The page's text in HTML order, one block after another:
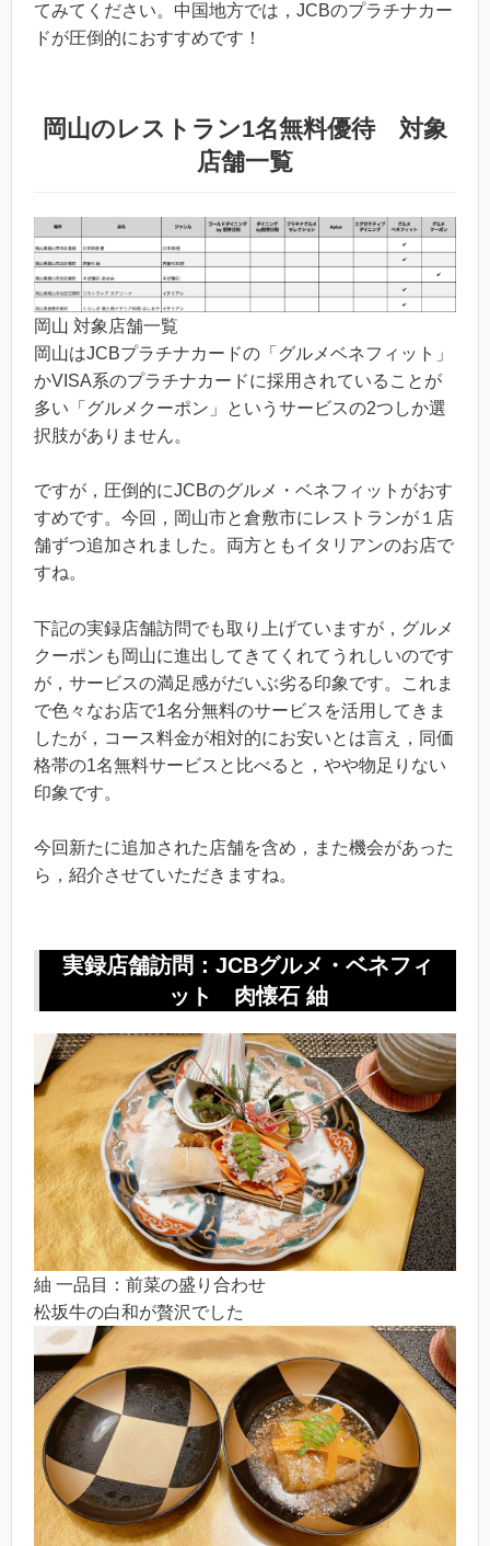
てみてください。中国地方では，JCBのプラチナカー
ドが圧倒的におすすめです！
岡山のレストラン1名無料優待 対象
店舗一覧
岡山 対象店舗一覧
岡山はJCBプラチナカードの「グルメベネフィット」
かVISA系のプラチナカードに採用されていることが
多い「グルメクーポン」というサービスの2つしか選
択肢がありません。
ですが，圧倒的にJCBのグルメ・ベネフィットがおす
すめです。今回，岡山市と倉敷市にレストランが１店
舗ずつ追加されました。両方ともイタリアンのお店で
すね。
下記の実録店舗訪問でも取り上げていますが，グルメ
クーポンも岡山に進出してきてくれてうれしいのです
が，サービスの満足感がだいぶ劣る印象です。これま
で色々なお店で1名分無料のサービスを活用してきま
したが，コース料金が相対的にお安いとは言え，同価
格帯の1名無料サービスと比べると，やや物足りない
印象です。
今回新たに追加された店舗を含め，また機会があった
ら，紹介させていただきますね。
実録店舗訪問：JCBグルメ・ベネフィ
ット 肉懐石 紬
紬 一品目：前菜の盛り合わせ
松坂牛の白和が贅沢でした